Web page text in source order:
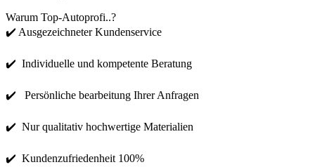
Warum Top-Autoprofi..?
✔️ Ausgezeichneter Kundenservice
✔️ Individuelle und kompetente Beratung
✔️ Persönliche bearbeitung Ihrer Anfragen
✔️ Nur qualitativ hochwertige Materialien
✔️ Kundenzufriedenheit 100%